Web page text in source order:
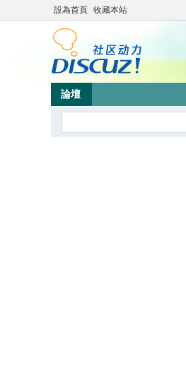
設為首頁 收藏本站
論壇